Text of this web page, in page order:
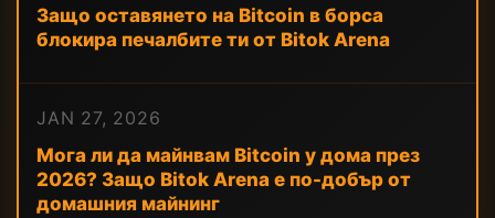
Защо оставянето на Bitcoin в борса
блокира печалбите ти от Bitok Arena
JAN 27, 2026
Мога ли да майнвам Bitcoin у дома през
2026? Защо Bitok Arena е по-добър от
домашния майнинг